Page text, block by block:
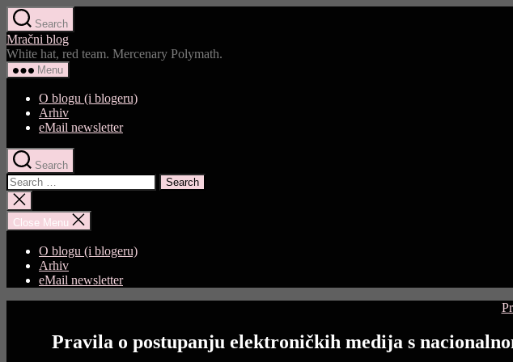
Skip
to
the
content
Search
Mračni blog
White hat, red team. Mercenary Polymath.
Menu
O blogu (i blogeru)
Arhiv
eMail newsletter
Search
Search
for:
Close
search
Close Menu
O blogu (i blogeru)
Arhiv
eMail newsletter
Pravila o postupanju elektroničkih medija s